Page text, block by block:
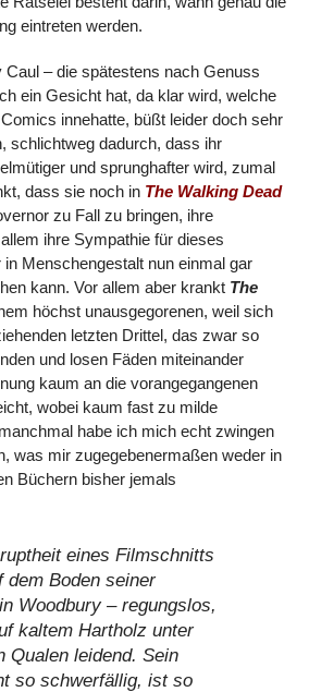
eintreten werden.
Caul – die spätestens nach Genuss
ein Gesicht hat, da klar wird, welche
innehatte, büßt leider doch sehr
schlichtweg dadurch, dass ihr
und sprunghafter wird, zumal
dass sie noch in The Walking Dead
zu Fall zu bringen, ihre
ihre Sympathie für dieses
Menschengestalt nun einmal gar
kann. Vor allem aber krankt The
höchst unausgegorenen, weil sich
letzten Drittel, das zwar so
und losen Fäden miteinander
kaum an die vorangegangenen
wobei kaum fast zu milde
habe ich mich echt zwingen
was mir zugegebenermaßen weder in
Büchern bisher jemals
eines Filmschnitts
dem Boden seiner
Woodbury – regungslos,
kaltem Hartholz unter
Qualen leidend. Sein
so schwerfällig, ist so